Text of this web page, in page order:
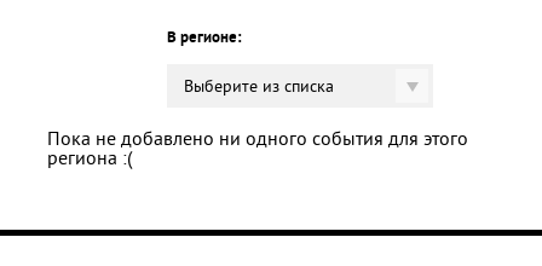
В регионе:
Выберите из списка
Пока не добавлено ни одного события для этого
региона :(